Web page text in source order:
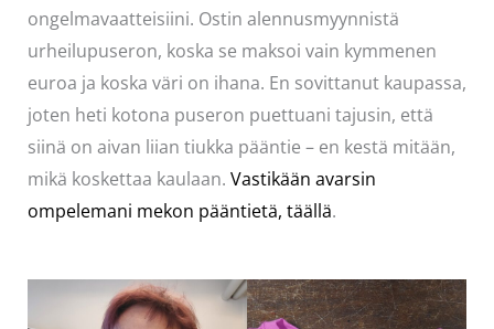
ongelmavaatteisiini. Ostin alennusmyynnistä
urheilupuseron, koska se maksoi vain kymmenen
euroa ja koska väri on ihana. En sovittanut kaupassa,
joten heti kotona puseron puettuani tajusin, että
siinä on aivan liian tiukka pääntie – en kestä mitään,
mikä koskettaa kaulaan. Vastikään avarsin
ompelemani mekon pääntietä, täällä.